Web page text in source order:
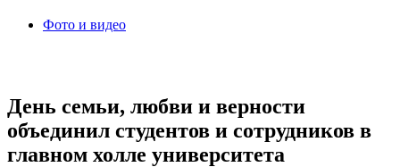
Фото и видео
День семьи, любви и верности
объединил студентов и сотрудников в
главном холле университета